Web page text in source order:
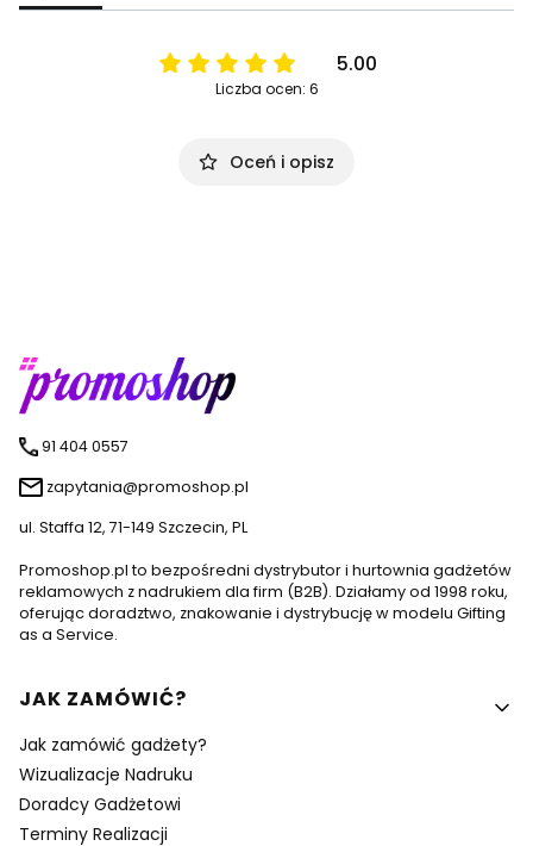
5.00
Liczba ocen: 6
Oceń i opisz
91 404 0557
zapytania@promoshop.pl
ul. Staffa 12, 71-149 Szczecin, PL
Promoshop.pl to bezpośredni dystrybutor i hurtownia gadżetów
reklamowych z nadrukiem dla firm (B2B). Działamy od 1998 roku,
oferując doradztwo, znakowanie i dystrybucję w modelu Gifting
as a Service.
Linki w stopce
JAK ZAMÓWIĆ?
Jak zamówić gadżety?
Wizualizacje Nadruku
Doradcy Gadżetowi
Terminy Realizacji